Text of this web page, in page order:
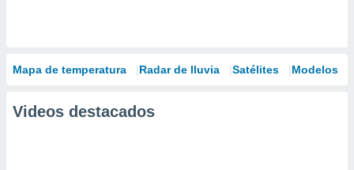
Mapa de temperatura Radar de lluvia Satélites Modelos
Videos destacados